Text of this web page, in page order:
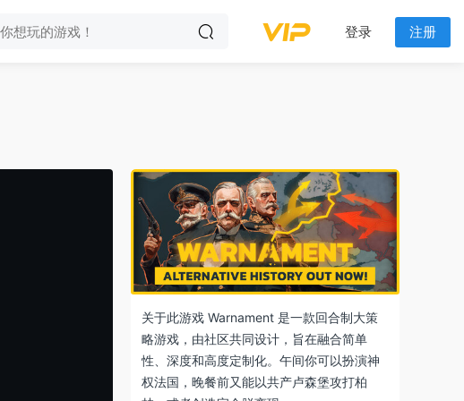
登录 注册
关于此游戏 Warnament 是一款回合制大策
略游戏，由社区共同设计，旨在融合简单
性、深度和高度定制化。午间你可以扮演神
权法国，晚餐前又能以共产卢森堡攻打柏